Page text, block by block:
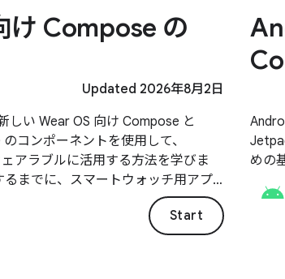
け Compose の
Updated 2026年8月2日
しい Wear OS 向け Compose と
コンポーネントを使用して、
アラブルに活用する方法を学びま
るまでに、スマートウォッチ用アプ
ーザブルと高度なコンポーザブルの
Start
めの